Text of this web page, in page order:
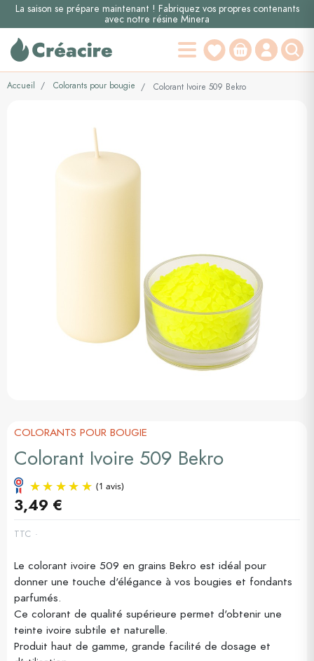
La saison se prépare maintenant ! Fabriquez vos propres contenants
avec notre résine Minera
Accueil Colorants pour bougie Colorant Ivoire 509 Bekro
COLORANTS POUR BOUGIE
Colorant Ivoire 509 Bekro
(1 avis)
3,49 €
TTC
Le colorant ivoire 509 en grains Bekro est idéal pour
donner une touche d'élégance à vos bougies et fondants
parfumés.
Ce colorant de qualité supérieure permet d'obtenir une
teinte ivoire subtile et naturelle.
Produit haut de gamme, grande facilité de dosage et